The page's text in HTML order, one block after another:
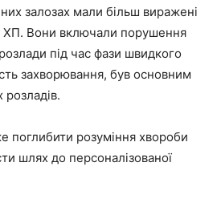
залозах мали більш виражені
ХП. Вони включали порушення
під час фази швидкого
захворювання, був основним
поглибити розуміння хвороби
шлях до персоналізованої